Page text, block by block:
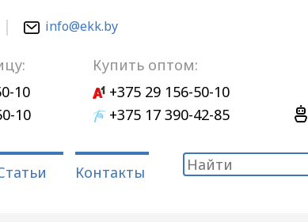
info@ekk.by
10
10
Купить оптом:
+375 29 156-50-10
+375 17 390-42-85
Контакты